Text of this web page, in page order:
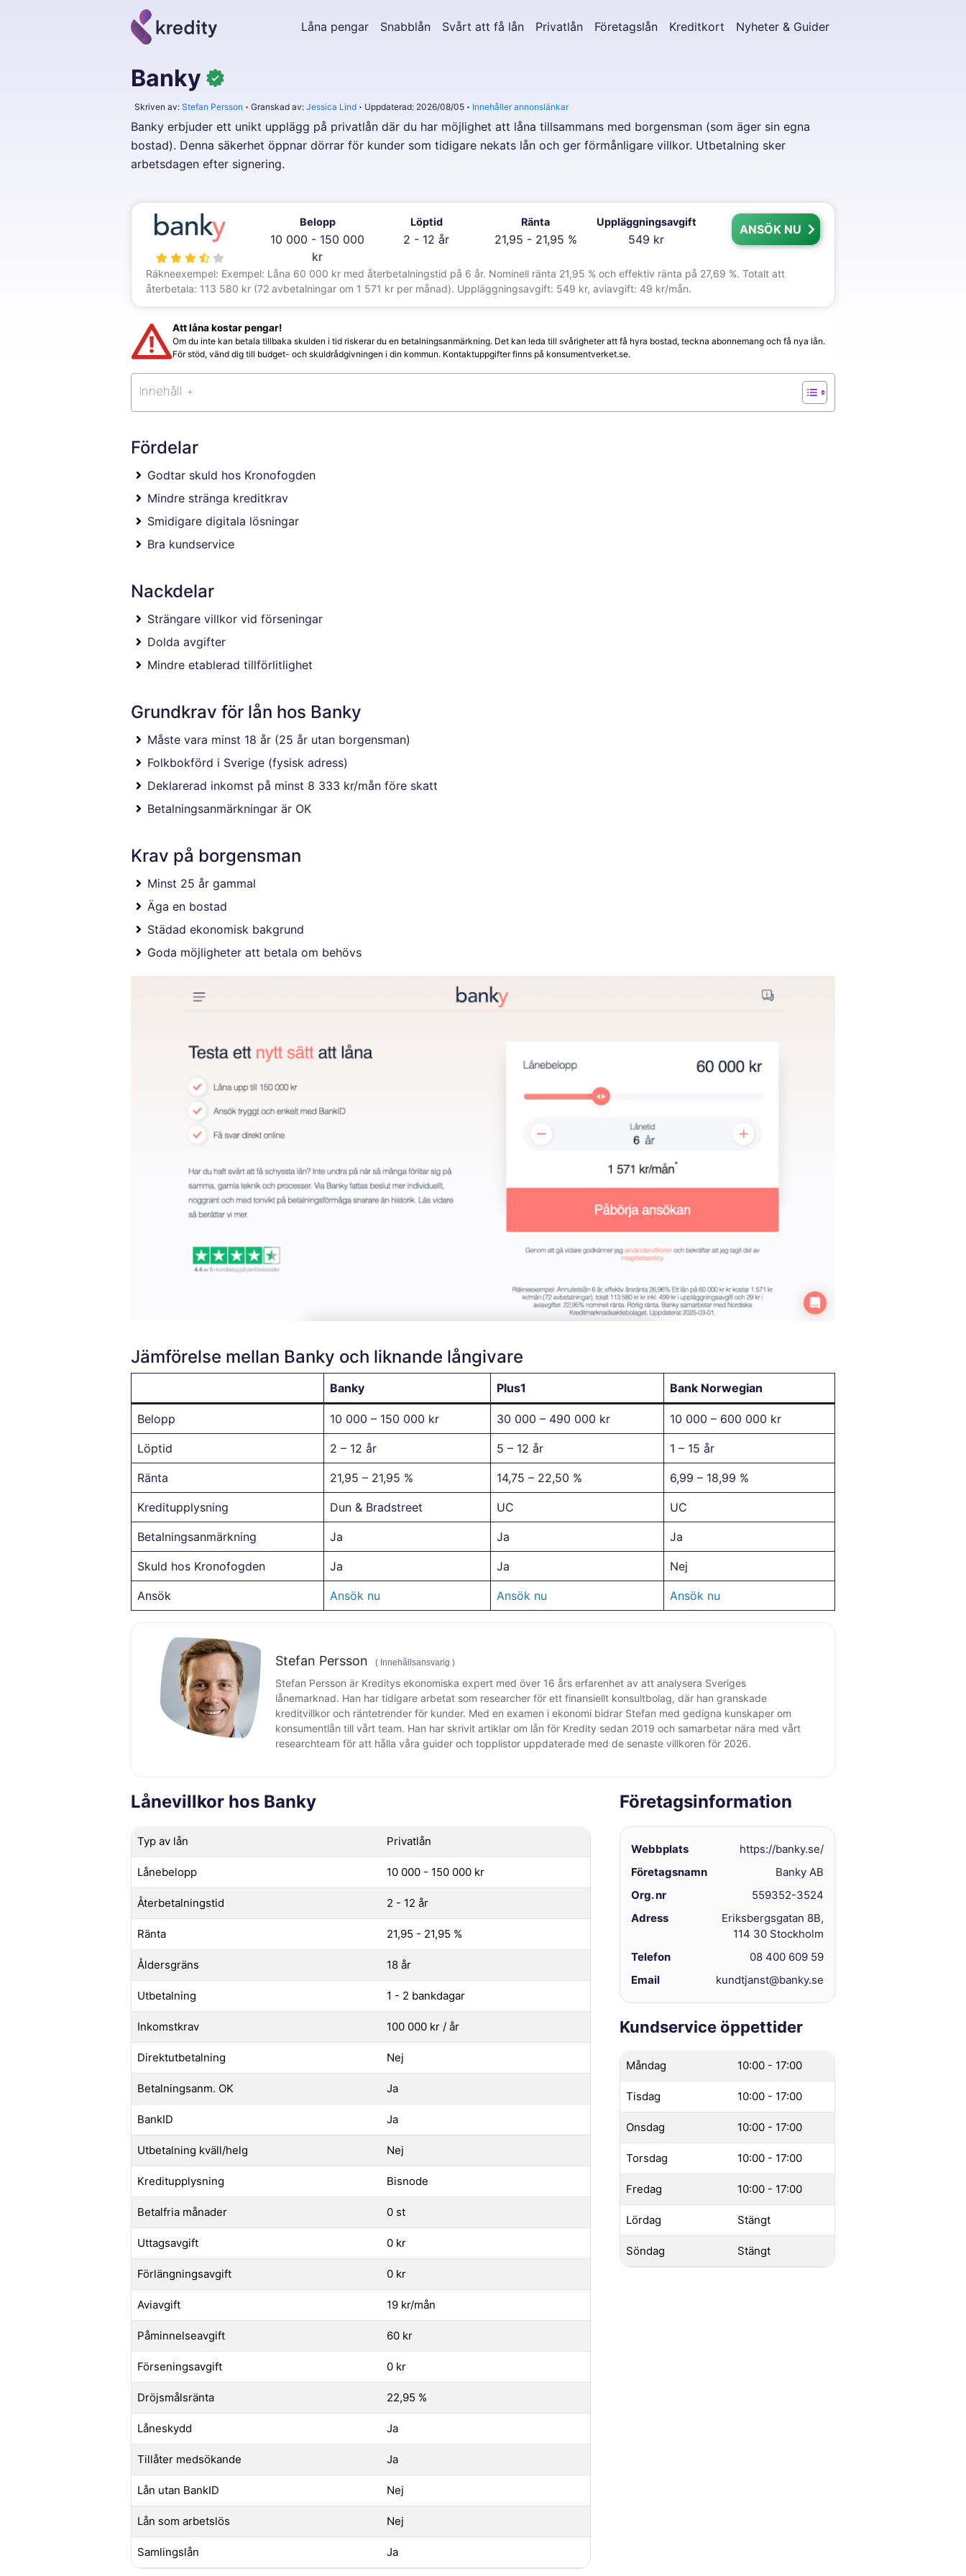
Låna pengar Snabblån Svårt att få lån Privatlån Företagslån Kreditkort Nyheter & Guider
Banky
Skriven av: Stefan Persson Granskad av: Jessica Lind Uppdaterad: 2026/08/05 Innehåller annonslänkar
Banky erbjuder ett unikt upplägg på privatlån där du har möjlighet att låna tillsammans med borgensman (som äger sin egna
bostad). Denna säkerhet öppnar dörrar för kunder som tidigare nekats lån och ger förmånligare villkor. Utbetalning sker
arbetsdagen efter signering.
Belopp
10 000 - 150 000
kr
Löptid
2 - 12 år
Ränta
21,95 - 21,95 %
Uppläggningsavgift
549 kr
ANSÖK NU
Räkneexempel: Exempel: Låna 60 000 kr med återbetalningstid på 6 år. Nominell ränta 21,95 % och effektiv ränta på 27,69 %. Totalt att
återbetala: 113 580 kr (72 avbetalningar om 1 571 kr per månad). Uppläggningsavgift: 549 kr, aviavgift: 49 kr/mån.
Att låna kostar pengar!
Om du inte kan betala tillbaka skulden i tid riskerar du en betalningsanmärkning. Det kan leda till svårigheter att få hyra bostad, teckna abonnemang och få nya lån.
För stöd, vänd dig till budget- och skuldrådgivningen i din kommun. Kontaktuppgifter finns på konsumentverket.se.
Innehåll +
Fördelar
Godtar skuld hos Kronofogden
Mindre stränga kreditkrav
Smidigare digitala lösningar
Bra kundservice
Nackdelar
Strängare villkor vid förseningar
Dolda avgifter
Mindre etablerad tillförlitlighet
Grundkrav för lån hos Banky
Måste vara minst 18 år (25 år utan borgensman)
Folkbokförd i Sverige (fysisk adress)
Deklarerad inkomst på minst 8 333 kr/mån före skatt
Betalningsanmärkningar är OK
Krav på borgensman
Minst 25 år gammal
Äga en bostad
Städad ekonomisk bakgrund
Goda möjligheter att betala om behövs
Jämförelse mellan Banky och liknande långivare
Banky Plus1 Bank Norwegian
Belopp 10 000 – 150 000 kr 30 000 – 490 000 kr 10 000 – 600 000 kr
Löptid 2 – 12 år 5 – 12 år 1 – 15 år
Ränta 21,95 – 21,95 % 14,75 – 22,50 % 6,99 – 18,99 %
Kreditupplysning Dun & Bradstreet UC UC
Betalningsanmärkning Ja Ja Ja
Skuld hos Kronofogden Ja Ja Nej
Ansök Ansök nu Ansök nu Ansök nu
Stefan Persson ( Innehållsansvarig )
Stefan Persson är Kreditys ekonomiska expert med över 16 års erfarenhet av att analysera Sveriges
lånemarknad. Han har tidigare arbetat som researcher för ett finansiellt konsultbolag, där han granskade
kreditvillkor och räntetrender för kunder. Med en examen i ekonomi bidrar Stefan med gedigna kunskaper om
konsumentlån till vårt team. Han har skrivit artiklar om lån för Kredity sedan 2019 och samarbetar nära med vårt
researchteam för att hålla våra guider och topplistor uppdaterade med de senaste villkoren för 2026.
Lånevillkor hos Banky
Typ av lån Privatlån
Lånebelopp 10 000 - 150 000 kr
Återbetalningstid 2 - 12 år
Ränta 21,95 - 21,95 %
Åldersgräns 18 år
Utbetalning 1 - 2 bankdagar
Inkomstkrav 100 000 kr / år
Direktutbetalning Nej
Betalningsanm. OK Ja
BankID Ja
Utbetalning kväll/helg Nej
Kreditupplysning Bisnode
Betalfria månader 0 st
Uttagsavgift 0 kr
Förlängningsavgift 0 kr
Aviavgift 19 kr/mån
Påminnelseavgift 60 kr
Förseningsavgift 0 kr
Dröjsmålsränta 22,95 %
Låneskydd Ja
Tillåter medsökande Ja
Lån utan BankID Nej
Lån som arbetslös Nej
Samlingslån Ja
Företagsinformation
Webbplats
https://banky.se/
Företagsnamn
Banky AB
Org. nr
559352-3524
Adress
Eriksbergsgatan 8B,
114 30 Stockholm
Telefon
08 400 609 59
Email
kundtjanst@banky.se
Kundservice öppettider
Måndag 10:00 - 17:00
Tisdag 10:00 - 17:00
Onsdag 10:00 - 17:00
Torsdag 10:00 - 17:00
Fredag 10:00 - 17:00
Lördag Stängt
Söndag Stängt